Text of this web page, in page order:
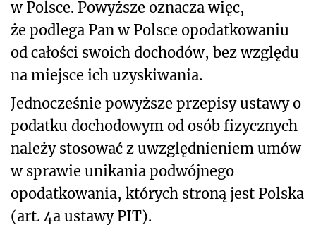
w Polsce. Powyższe oznacza więc,
że podlega Pan w Polsce opodatkowaniu
od całości swoich dochodów, bez względu
na miejsce ich uzyskiwania.
Jednocześnie powyższe przepisy ustawy o
podatku dochodowym od osób fizycznych
należy stosować z uwzględnieniem umów
w sprawie unikania podwójnego
opodatkowania, których stroną jest Polska
(art. 4a ustawy PIT).